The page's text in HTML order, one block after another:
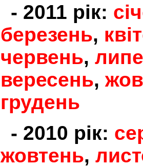
- 2011 рік:
березень,
червень,
вересень,
грудень
- 2010 рік:
жовтень,